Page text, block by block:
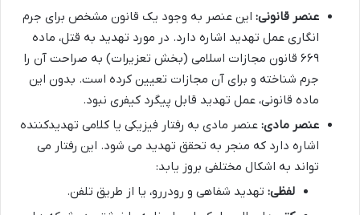
عنصر قانونی: این عنصر به وجود یک قانون مشخص برای جرم
انگاری عمل تهدید اشاره دارد. در مورد تهدید به قتل، ماده
۶۶۹ قانون مجازات اسلامی (بخش تعزیرات) به صراحت آن را
جرم شناخته و برای آن مجازات تعیین کرده است. بدون این
ماده قانونی، عمل تهدید قابل پیگرد کیفری نبود.
عنصر مادی: عنصر مادی به رفتار فیزیکی یا کلامی تهدیدکننده
اشاره دارد که منجر به تحقق تهدید می شود. این رفتار می
تواند به اشکال مختلفی بروز یابد:
لفظی: تهدید شفاهی و رودررو، یا از طریق تلفن.